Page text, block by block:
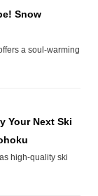
Snow
a soul-warming
Your Next Ski
high-quality ski